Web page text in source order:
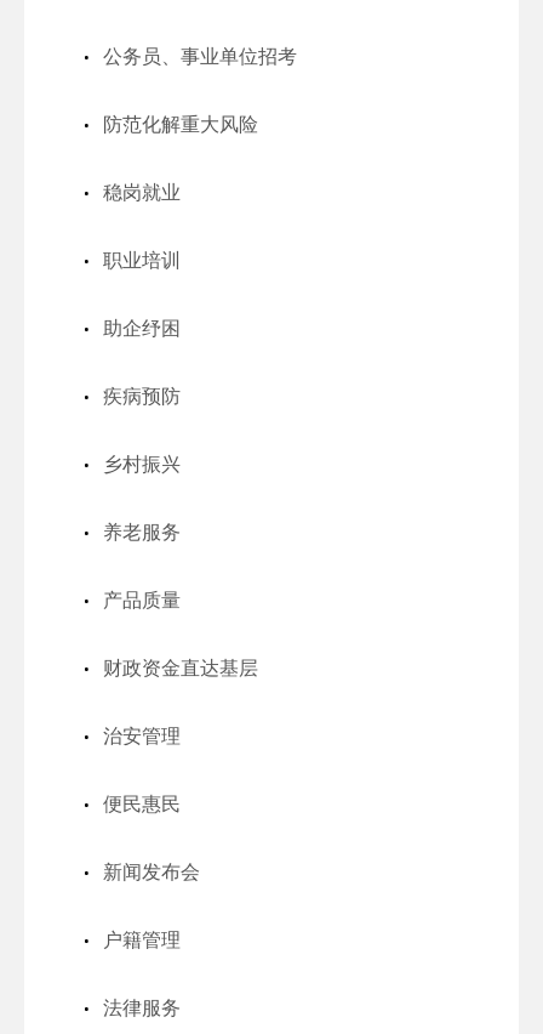
公务员、事业单位招考
防范化解重大风险
稳岗就业
职业培训
助企纾困
疾病预防
乡村振兴
养老服务
产品质量
财政资金直达基层
治安管理
便民惠民
新闻发布会
户籍管理
法律服务